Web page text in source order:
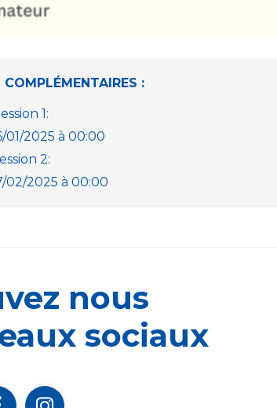
COMPLÉMENTAIRES :
1:
01/2025 à 00:00
2:
02/2025 à 00:00
nous
sociaux